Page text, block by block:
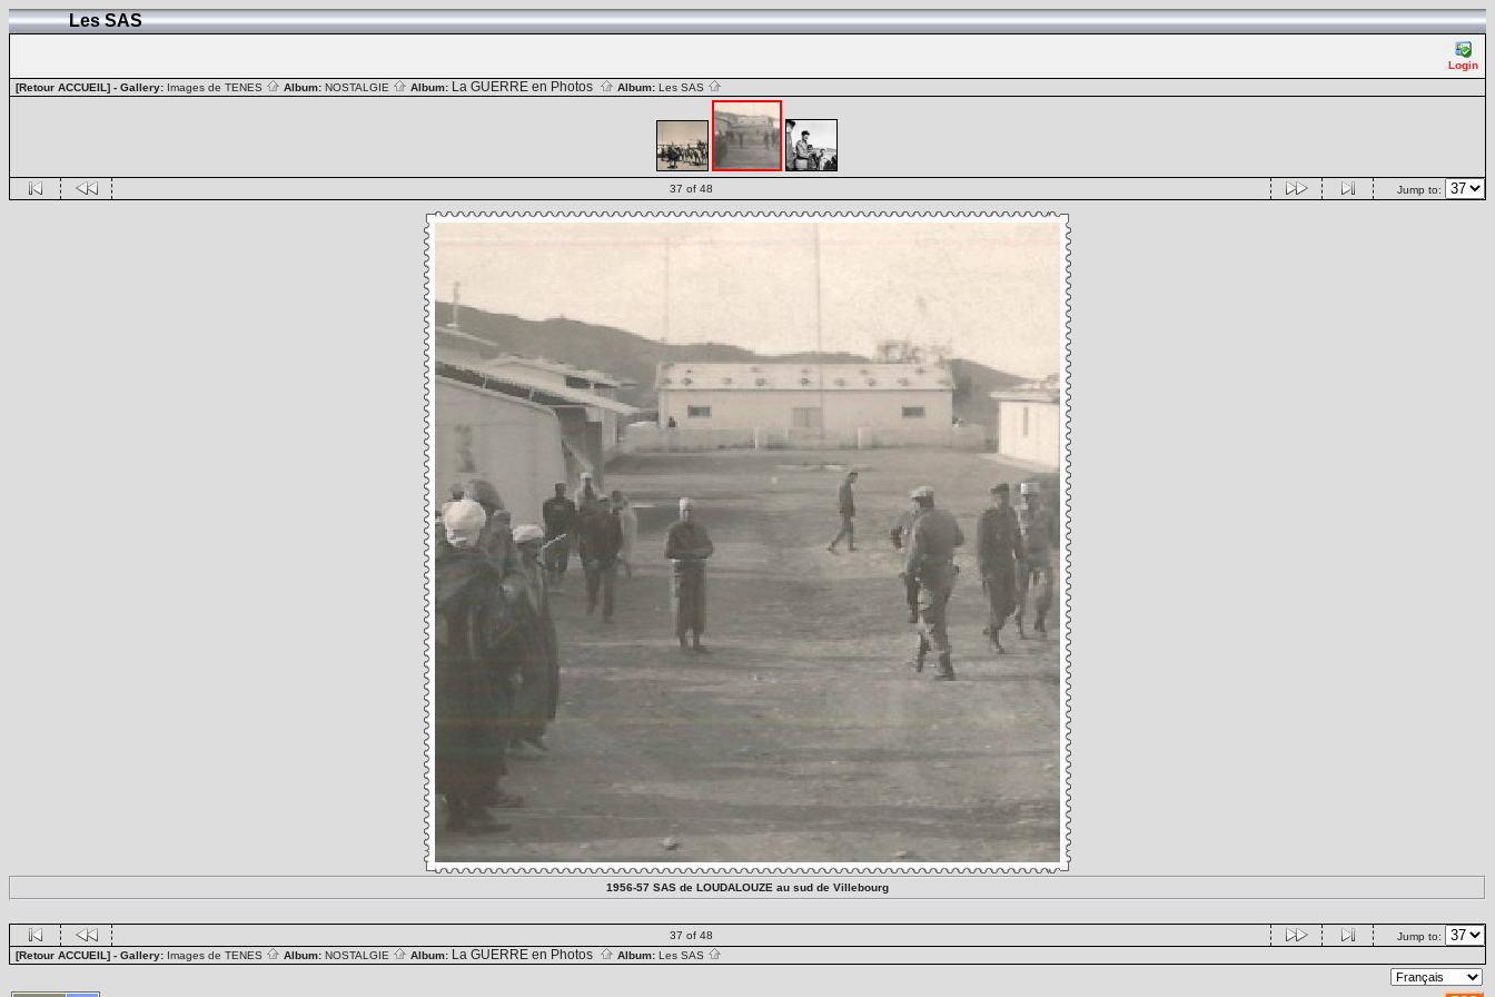
Les SAS
Login
[Retour ACCUEIL] - Gallery: Images de TENES Album: NOSTALGIE Album: La GUERRE en Photos Album: Les SAS
37 of 48 Jump to:
1956-57 SAS de LOUDALOUZE au sud de Villebourg
37 of 48
Jump to:
[Retour ACCUEIL] - Gallery: Images de TENES Album: NOSTALGIE Album: La GUERRE en Photos Album: Les SAS